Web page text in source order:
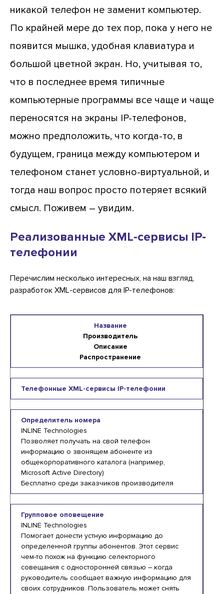
никакой телефон не заменит компьютер.
По крайней мере до тех пор, пока у него не
появится мышка, удобная клавиатура и
большой цветной экран. Но, учитывая то,
что в последнее время типичные
компьютерные программы все чаще и чаще
переносятся на экраны IP-телефонов,
можно предположить, что когда-то, в
будущем, граница между компьютером и
телефоном станет условно-виртуальной, и
тогда наш вопрос просто потеряет всякий
смысл. Поживем – увидим.
Реализованные XML-сервисы IP-
телефонии
Перечислим несколько интересных, на наш взгляд,
разработок XML-сервисов для IP-телефонов:
Название
Производитель
Описание
Распространение
Телефонные XML-сервисы IP-телефонии
Определитель номера
INLINE Technologies
Позволяет получать на свой телефон
информацию о звонящем абоненте из
общекорпоративного каталога (например,
Microsoft Active Directory)
Бесплатно среди заказчиков производителя
Групповое оповещение
INLINE Technologies
Помогает донести устную информацию до
определенной группы абонентов. Этот сервис
чем-то похож на функцию селекторного
совещания с односторонней связью – когда
руководитель сообщает важную информацию для
своих сотрудников. Пользователь может снять